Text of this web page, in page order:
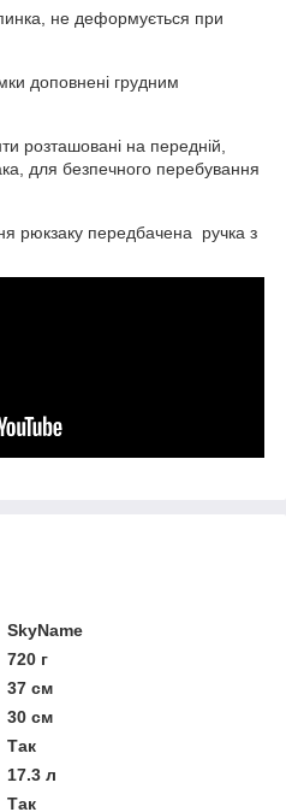
не деформується при
доповнені грудним
розташовані на передній,
для безпечного перебування
рюкзаку передбачена ручка з
SkyName
720 г
37 см
30 см
Так
17.3 л
Так